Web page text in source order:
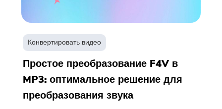
Конвертировать видео
Простое преобразование F4V в
MP3: оптимальное решение для
преобразования звука